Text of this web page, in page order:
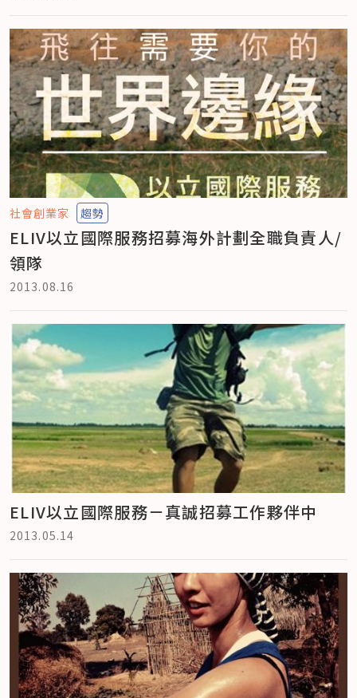
社會創業家 趨勢
ELIV以立國際服務招募海外計劃全職負責人/
領隊
2013.08.16
ELIV以立國際服務－真誠招募工作夥伴中
2013.05.14